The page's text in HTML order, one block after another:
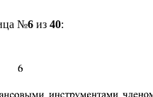
№6из 40: